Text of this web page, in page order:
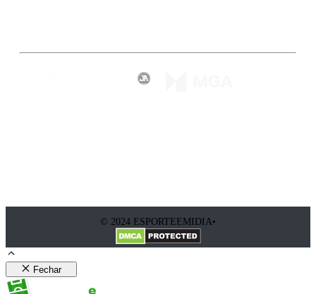
© 2024 ESPORTEEMIDIA•
Fechar